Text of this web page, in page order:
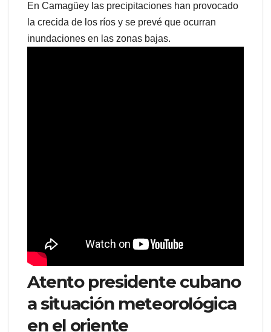
En Camagüey las precipitaciones han provocado
la crecida de los ríos y se prevé que ocurran
inundaciones en las zonas bajas.
Atento presidente cubano
a situación meteorológica
en el oriente